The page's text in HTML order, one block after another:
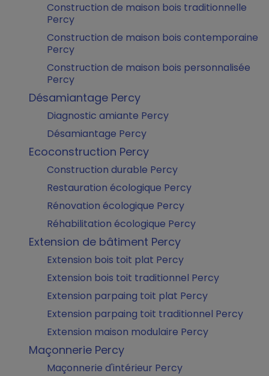
Construction de maison bois traditionnelle
Percy
Construction de maison bois contemporaine
Percy
Construction de maison bois personnalisée
Percy
Désamiantage Percy
Diagnostic amiante Percy
Désamiantage Percy
Ecoconstruction Percy
Construction durable Percy
Restauration écologique Percy
Rénovation écologique Percy
Réhabilitation écologique Percy
Extension de bâtiment Percy
Extension bois toit plat Percy
Extension bois toit traditionnel Percy
Extension parpaing toit plat Percy
Extension parpaing toit traditionnel Percy
Extension maison modulaire Percy
Maçonnerie Percy
Maçonnerie d'intérieur Percy